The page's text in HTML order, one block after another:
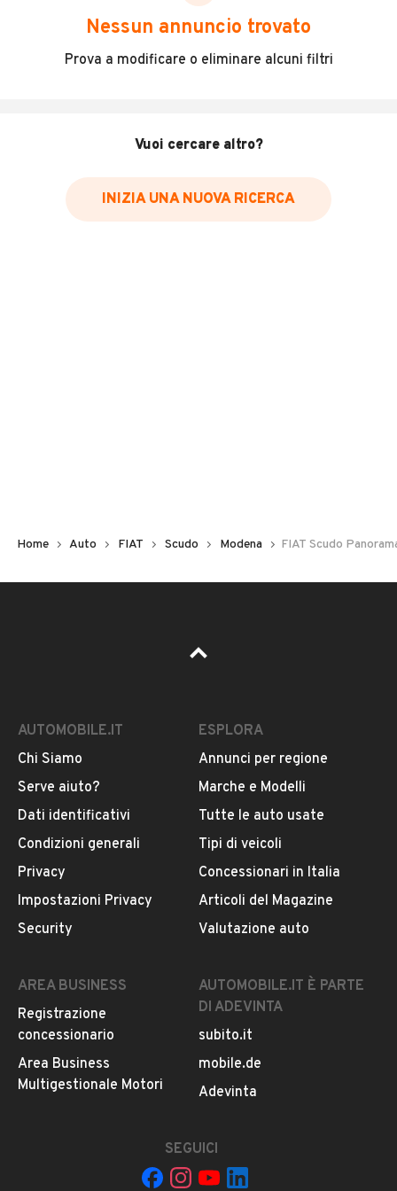
scegliere in modo trasparente e sicuro, come:
Incidenti in cui è stato coinvolto il veicolo
Data e luogo delle revisioni effettuate
Inserisci il numero di targa per verificare la disponibilità
Pubblicità
DESCRIZIONE
DEK:[10205337]
RIF EY961
OVEST 760 MODENA TEL
MOSTRA NUMERO
IVA ESPOSTA (GIA' COMPRESA NEL PREZZO)
FIAT
SCUDO 2.0 MJT/130 PL Panorama
LEGGI TUTTO
INFORMAZIONI VEICOLO
Nessun annuncio trovato
Prova a modificare o eliminare alcuni filtri
Vuoi cercare altro?
INIZIA UNA NUOVA RICERCA
Home Auto FIAT Scudo Modena FIAT Scudo
AUTOMOBILE.IT
Chi Siamo
Serve aiuto?
Dati identificativi
Condizioni generali
Privacy
Impostazioni Privacy
Security
ESPLORA
Annunci per regione
Marche e Modelli
Tutte le auto usate
Tipi di veicoli
Concessionari in Italia
Articoli del Magazine
Valutazione auto
AREA BUSINESS
Registrazione
concessionario
Area Business
Multigestionale Motori
AUTOMOBILE.IT È PARTE
DI ADEVINTA
subito.it
mobile.de
Adevinta
SEGUICI